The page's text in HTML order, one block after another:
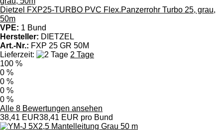
Dietzel FXP25-TURBO PVC Flex.Panzerrohr Turbo 25, grau,
50m
VPE: 1 Bund
Hersteller: DIETZEL
Art.-Nr.: FXP 25 GR 50M
Lieferzeit:
2 Tage
100 %
0 %
0 %
0 %
0 %
Alle 8 Bewertungen ansehen
38,41 EUR38,41 EUR pro Bund